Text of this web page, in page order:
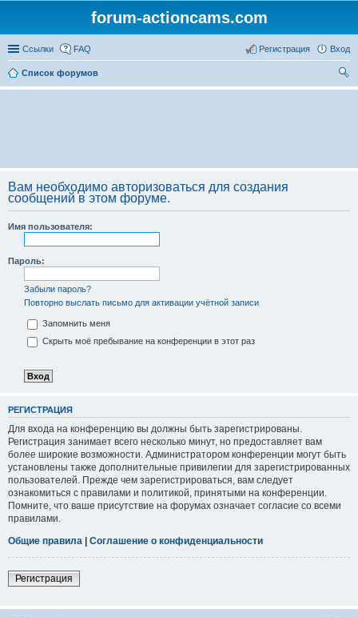
forum-actioncams.com
Ссылки FAQ Вход
Регистрация
Список форумов
ои
Вам необходимо авторизоваться для создания
сообщений в этом форуме.
Имя пользователя:
Пароль:
Забыли пароль?
Повторно выслать письмо для активации учётной записи
Запомнить меня
Скрыть моё пребывание на конференции в этот раз
РЕГИСТРАЦИЯ
Для входа на конференцию вы должны быть зарегистрированы.
Регистрация занимает всего несколько минут, но предоставляет вам
более широкие возможности. Администратором конференции могут быть
установлены также дополнительные привилегии для зарегистрированных
пользователей. Прежде чем зарегистрироваться, вам следует
ознакомиться с правилами и политикой, принятыми на конференции.
Помните, что ваше присутствие на форумах означает согласие со всеми
правилами.
Общие правила | Соглашение о конфиденциальности
Регистрация